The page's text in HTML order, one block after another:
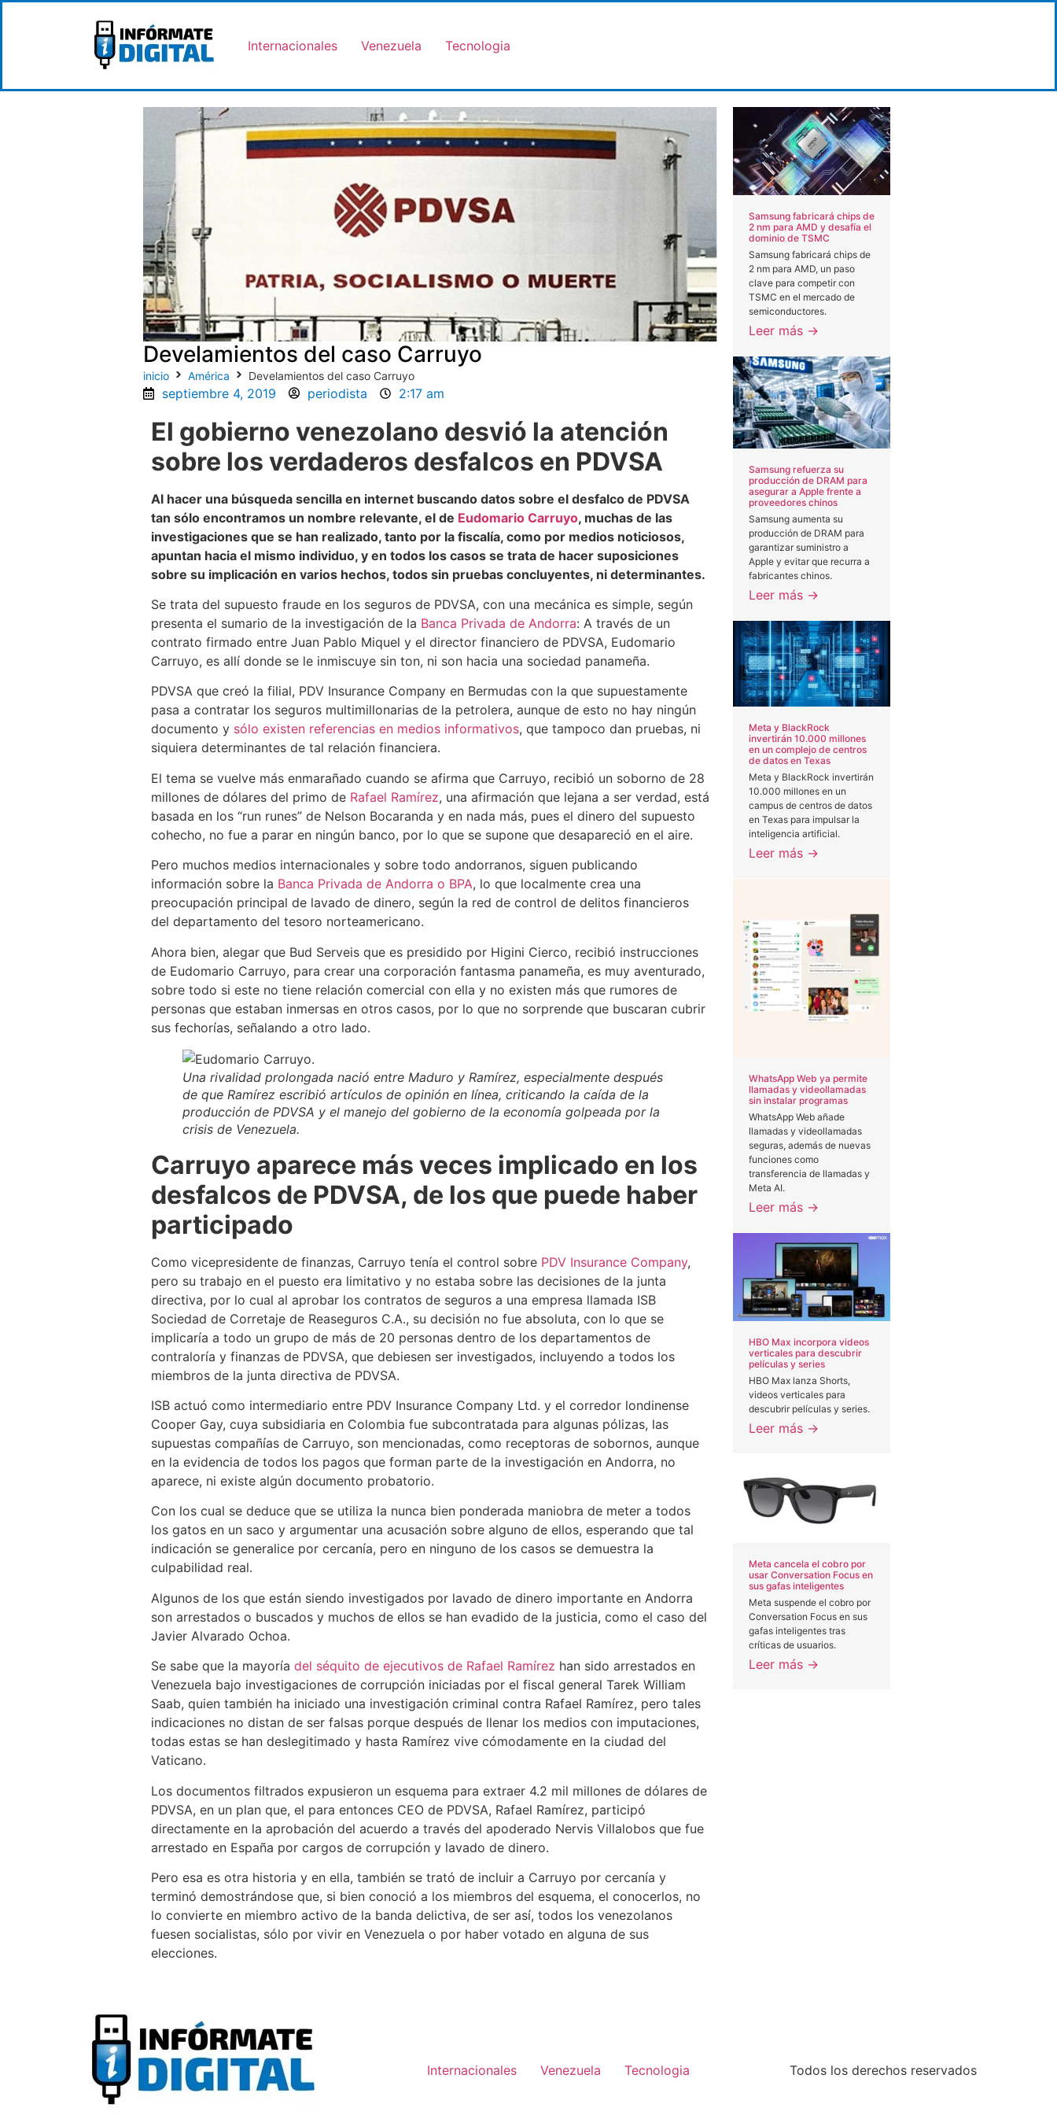
Internacionales Venezuela Tecnologia
Develamientos del caso Carruyo
inicio América Develamientos del caso Carruyo
septiembre 4, 2019 periodista 2:17 am
El gobierno venezolano desvió la atención
sobre los verdaderos desfalcos en PDVSA
Al hacer una búsqueda sencilla en internet buscando datos sobre el desfalco de PDVSA
tan sólo encontramos un nombre relevante, el de Eudomario Carruyo, muchas de las
investigaciones que se han realizado, tanto por la fiscalía, como por medios noticiosos,
apuntan hacia el mismo individuo, y en todos los casos se trata de hacer suposiciones
sobre su implicación en varios hechos, todos sin pruebas concluyentes, ni determinantes.
Se trata del supuesto fraude en los seguros de PDVSA, con una mecánica es simple, según
presenta el sumario de la investigación de la Banca Privada de Andorra: A través de un
contrato firmado entre Juan Pablo Miquel y el director financiero de PDVSA, Eudomario
Carruyo, es allí donde se le inmiscuye sin ton, ni son hacia una sociedad panameña.
PDVSA que creó la filial, PDV Insurance Company en Bermudas con la que supuestamente
pasa a contratar los seguros multimillonarias de la petrolera, aunque de esto no hay ningún
documento y sólo existen referencias en medios informativos, que tampoco dan pruebas, ni
siquiera determinantes de tal relación financiera.
El tema se vuelve más enmarañado cuando se afirma que Carruyo, recibió un soborno de 28
millones de dólares del primo de Rafael Ramírez, una afirmación que lejana a ser verdad, está
basada en los “run runes” de Nelson Bocaranda y en nada más, pues el dinero del supuesto
cohecho, no fue a parar en ningún banco, por lo que se supone que desapareció en el aire.
Pero muchos medios internacionales y sobre todo andorranos, siguen publicando
información sobre la Banca Privada de Andorra o BPA, lo que localmente crea una
preocupación principal de lavado de dinero, según la red de control de delitos financieros
del departamento del tesoro norteamericano.
Ahora bien, alegar que Bud Serveis que es presidido por Higini Cierco, recibió instrucciones
de Eudomario Carruyo, para crear una corporación fantasma panameña, es muy aventurado,
sobre todo si este no tiene relación comercial con ella y no existen más que rumores de
personas que estaban inmersas en otros casos, por lo que no sorprende que buscaran cubrir
sus fechorías, señalando a otro lado.
Una rivalidad prolongada nació entre Maduro y Ramírez, especialmente después
de que Ramírez escribió artículos de opinión en línea, criticando la caída de la
producción de PDVSA y el manejo del gobierno de la economía golpeada por la
crisis de Venezuela.
Carruyo aparece más veces implicado en los
desfalcos de PDVSA, de los que puede haber
participado
Como vicepresidente de finanzas, Carruyo tenía el control sobre PDV Insurance Company,
pero su trabajo en el puesto era limitativo y no estaba sobre las decisiones de la junta
directiva, por lo cual al aprobar los contratos de seguros a una empresa llamada ISB
Sociedad de Corretaje de Reaseguros C.A., su decisión no fue absoluta, con lo que se
implicaría a todo un grupo de más de 20 personas dentro de los departamentos de
contraloría y finanzas de PDVSA, que debiesen ser investigados, incluyendo a todos los
miembros de la junta directiva de PDVSA.
ISB actuó como intermediario entre PDV Insurance Company Ltd. y el corredor londinense
Cooper Gay, cuya subsidiaria en Colombia fue subcontratada para algunas pólizas, las
supuestas compañías de Carruyo, son mencionadas, como receptoras de sobornos, aunque
en la evidencia de todos los pagos que forman parte de la investigación en Andorra, no
aparece, ni existe algún documento probatorio.
Con los cual se deduce que se utiliza la nunca bien ponderada maniobra de meter a todos
los gatos en un saco y argumentar una acusación sobre alguno de ellos, esperando que tal
indicación se generalice por cercanía, pero en ninguno de los casos se demuestra la
culpabilidad real.
Algunos de los que están siendo investigados por lavado de dinero importante en Andorra
son arrestados o buscados y muchos de ellos se han evadido de la justicia, como el caso del
Javier Alvarado Ochoa.
Se sabe que la mayoría del séquito de ejecutivos de Rafael Ramírez han sido arrestados en
Venezuela bajo investigaciones de corrupción iniciadas por el fiscal general Tarek William
Saab, quien también ha iniciado una investigación criminal contra Rafael Ramírez, pero tales
indicaciones no distan de ser falsas porque después de llenar los medios con imputaciones,
todas estas se han deslegitimado y hasta Ramírez vive cómodamente en la ciudad del
Vaticano.
Los documentos filtrados expusieron un esquema para extraer 4.2 mil millones de dólares de
PDVSA, en un plan que, el para entonces CEO de PDVSA, Rafael Ramírez, participó
directamente en la aprobación del acuerdo a través del apoderado Nervis Villalobos que fue
arrestado en España por cargos de corrupción y lavado de dinero.
Pero esa es otra historia y en ella, también se trató de incluir a Carruyo por cercanía y
terminó demostrándose que, si bien conoció a los miembros del esquema, el conocerlos, no
lo convierte en miembro activo de la banda delictiva, de ser así, todos los venezolanos
fuesen socialistas, sólo por vivir en Venezuela o por haber votado en alguna de sus
elecciones.
Samsung fabricará chips de
2 nm para AMD y desafía el
dominio de TSMC
Samsung fabricará chips de
2 nm para AMD, un paso
clave para competir con
TSMC en el mercado de
semiconductores.
Leer más →
Samsung refuerza su
producción de DRAM para
asegurar a Apple frente a
proveedores chinos
Samsung aumenta su
producción de DRAM para
garantizar suministro a
Apple y evitar que recurra a
fabricantes chinos.
Leer más →
Meta y BlackRock
invertirán 10.000 millones
en un complejo de centros
de datos en Texas
Meta y BlackRock invertirán
10.000 millones en un
campus de centros de datos
en Texas para impulsar la
inteligencia artificial.
Leer más →
WhatsApp Web ya permite
llamadas y videollamadas
sin instalar programas
WhatsApp Web añade
llamadas y videollamadas
seguras, además de nuevas
funciones como
transferencia de llamadas y
Meta AI.
Leer más →
HBO Max incorpora videos
verticales para descubrir
películas y series
HBO Max lanza Shorts,
videos verticales para
descubrir películas y series.
Leer más →
Meta cancela el cobro por
usar Conversation Focus en
sus gafas inteligentes
Meta suspende el cobro por
Conversation Focus en sus
gafas inteligentes tras
críticas de usuarios.
Leer más →
Internacionales Venezuela Tecnologia Todos los derechos reservados